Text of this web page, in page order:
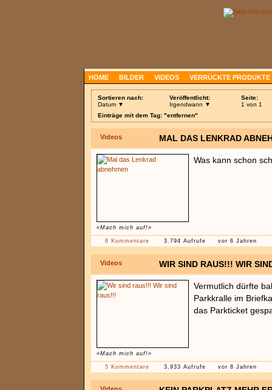
HOME BILDER VIDEOS VERRÜCKTE PRODUKTE
Sortieren nach:
Datum ▼
Veröffentlicht:
Irgendwann ▼
Seite:
1 von 1
Einträge mit dem Tag: "entfernen"
Videos MAL DAS LENKRAD
«Mach mich auf!»
Was kann schon
6 Kommentare 3.794 Aufrufe vor 6 Jahren
Videos WIR SIND RAUS!!! WIR
«Mach mich auf!»
Vermutlich dürfte
Parkkralle im
das Parkticket
5 Kommentare 3.933 Aufrufe vor 8 Jahren